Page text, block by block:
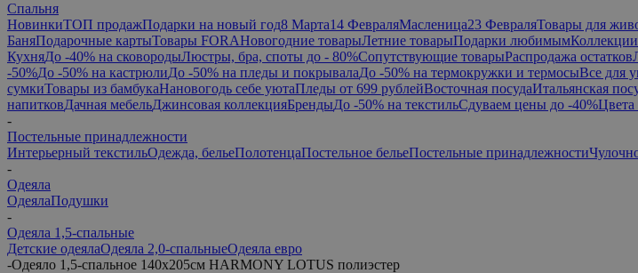
Спальня
НовинкиТОП продажПодарки на новый год8 Марта14 ФевраляМасленица23 ФевраляТовары для
БаняПодарочные картыТовары FORAНовогодние товарыЛетние товарыПодарки любимым
КухняДо -40% на сковородыЛюстры, бра, споты до - 80%Сопутствующие товарыРаспродажа остатков
-50%До -50% на кастрюлиДо -50% на пледы и покрывалаДо -50% на термокружки и термосыВсе для
сумкиТовары из бамбукаНановогодь себе уютаПледы от 699 рублейВосточная посудаИтальянская
напитковДачная мебельДжинсовая коллекцияБрендыДо -50% на текстильСдуваем цены до -40%Цвета
-
Постельные принадлежности
Интерьерный текстильОдежда, бельеПолотенцаПостельное бельеПостельные принадлежности
-
Одеяла
ОдеялаПодушки
-
Одеяла 1,5-спальные
Детские одеялаОдеяла 2,0-спальныеОдеяла евро
-Одеяло 1,5-спальное 140х205см HARMONY LOTUS полиэстер